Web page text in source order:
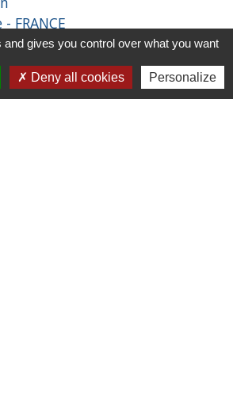
FRANCE
gives you control over what you want
Deny all cookies Personalize